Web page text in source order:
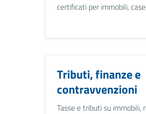
certificati per immobili,
Tributi, finanze e
contravvenzioni
Tasse e tributi su immobili,